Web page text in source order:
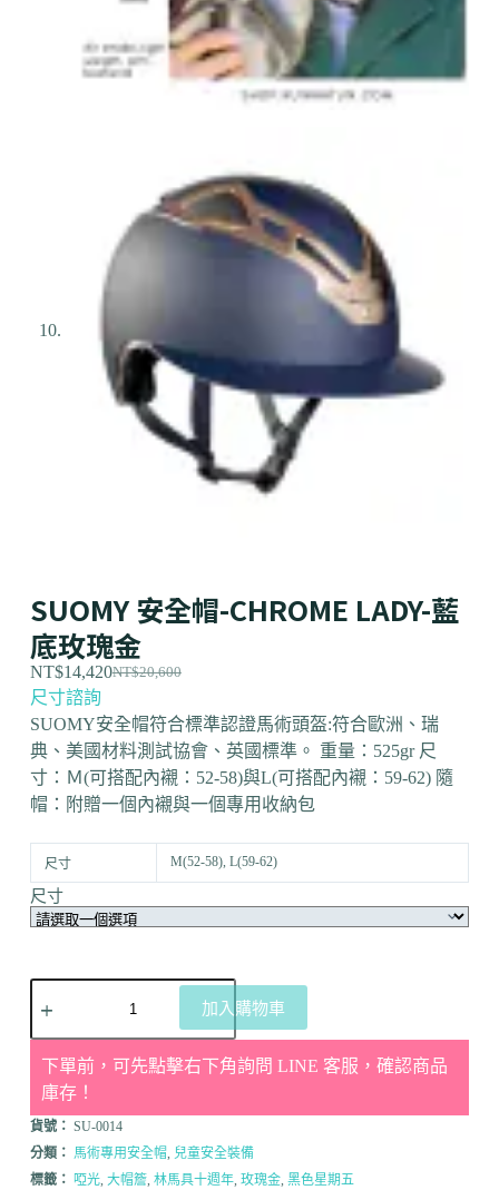
SUOMY 安全帽-CHROME LADY-藍
底玫瑰金
NT$20,600
NT$14,420
尺寸諮詢
SUOMY安全帽符合標準認證馬術頭盔:符合歐洲、瑞
典、美國材料測試協會、英國標準。 重量：525gr 尺
寸：Ｍ(可搭配內襯：52-58)與L(可搭配內襯：59-62) 隨
帽：附贈一個內襯與一個專用收納包
尺寸 M(52-58), L(59-62)
尺寸
加入購物車
下單前，可先點擊右下角詢問 LINE 客服，確認商品
庫存！
貨號： SU-0014
分類： 馬術專用安全帽, 兒童安全裝備
標籤： 啞光, 大帽簷, 林馬具十週年, 玫瑰金, 黑色星期五